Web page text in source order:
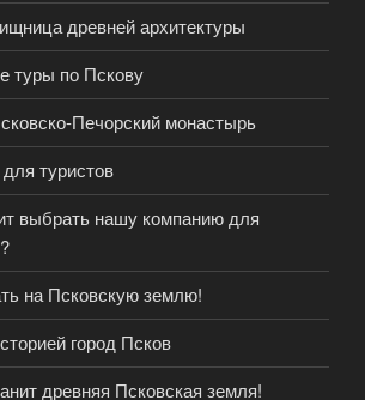
древней архитектуры
туры по Пскову
Печорский монастырь
туристов
выбрать нашу компанию для
на Псковскую землю!
город Псков
древняя Псковская земля!